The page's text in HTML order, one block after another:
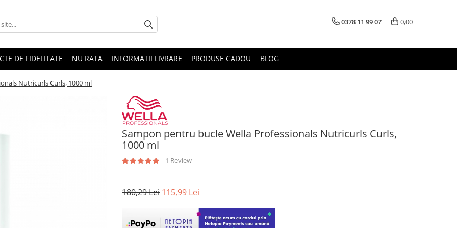
0378 11 99 07 0,00
DE FIDELITATE NU RATA INFORMATII LIVRARE PRODUSE CADOU BLOG
Nutricurls Curls, 1000 ml
Sampon pentru bucle Wella Professionals Nutricurls Curls,
1000 ml
1 Review
180,29 Lei 115,99 Lei